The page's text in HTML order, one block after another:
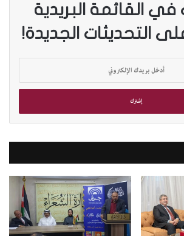
في القائمة البريدية
التحديثات الجديدة!